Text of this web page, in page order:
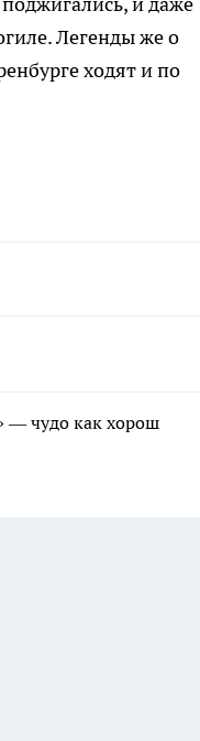
Легенды же о
ходят и по
— чудо как хорош